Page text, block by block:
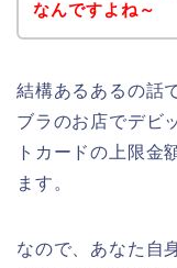
なんですよね～
結構あるあるの話
ブラのお店でデビ
トカードの上限金
ます。
なので、あなた自